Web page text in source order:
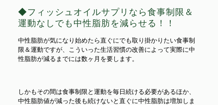
◆フィッシュオイルサプリなら食事制限＆
運動なしでも中性脂肪を減らせる！！
中性脂肪が気になり始めたら直ぐにでも取り掛かりたい食事制
限＆運動ですが、こういった生活習慣の改善によって実際に中
性脂肪が減るまでには数ヶ月を要します。
しかもその間は食事制限と運動を毎日続ける必要があるほか、
中性脂肪値が減った後も続けないと直ぐに中性脂肪は増加しま